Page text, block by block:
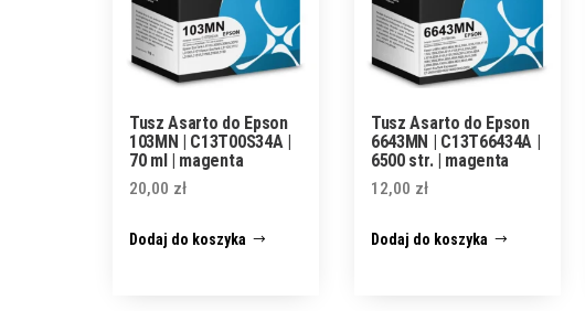
Tusz Asarto do Epson
103MN | C13T00S34A |
70 ml | magenta
20,00 zł
Dodaj do koszyka
Tusz Asarto do Epson
6643MN | C13T66434A |
6500 str. | magenta
12,00 zł
Dodaj do koszyka